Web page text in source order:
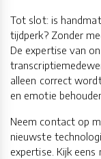
Tot slot: is
tijdperk? Zonder
De expertise van
alleen correct
en emotie
Neem contact op
nieuwste
expertise. Kijk